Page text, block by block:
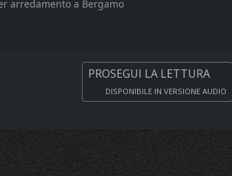
arredamento a Bergamo
PROSEGUI LA LETTURA
DISPONIBILE IN VERSIONE AUDIO